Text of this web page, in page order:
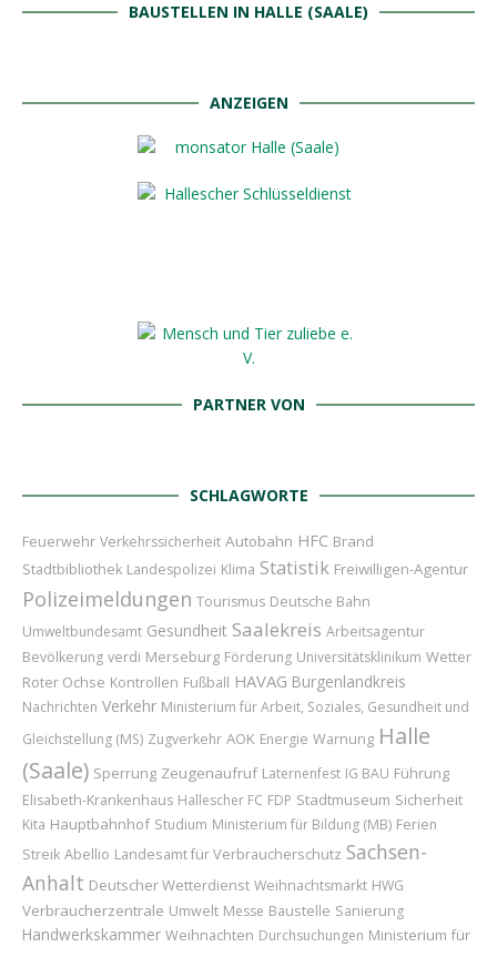
BAUSTELLEN IN HALLE (SAALE)
ANZEIGEN
PARTNER VON
SCHLAGWORTE
Feuerwehr Verkehrssicherheit Autobahn HFC Brand
Stadtbibliothek Landespolizei Klima Statistik Freiwilligen-Agentur
Polizeimeldungen Tourismus Deutsche Bahn
Umweltbundesamt Gesundheit Saalekreis Arbeitsagentur
Bevölkerung verdi Merseburg Förderung Universitätsklinikum Wetter
Roter Ochse Kontrollen Fußball HAVAG Burgenlandkreis
Nachrichten Verkehr Ministerium für Arbeit, Soziales, Gesundheit und
Gleichstellung (MS) Zugverkehr AOK Energie Warnung Halle
(Saale) Sperrung Zeugenaufruf Laternenfest IG BAU Führung
Elisabeth-Krankenhaus Hallescher FC FDP Stadtmuseum Sicherheit
Kita Hauptbahnhof Studium Ministerium für Bildung (MB) Ferien
Streik Abellio Landesamt für Verbraucherschutz Sachsen-
Anhalt Deutscher Wetterdienst Weihnachtsmarkt HWG
Verbraucherzentrale Umwelt Messe Baustelle Sanierung
Handwerkskammer Weihnachten Durchsuchungen Ministerium für